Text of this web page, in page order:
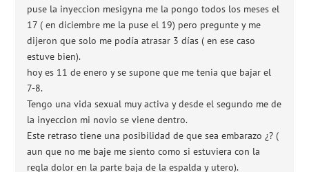
puse la inyeccion mesigyna me la pongo todos los meses el
17 ( en diciembre me la puse el 19) pero pregunte y me
dijeron que solo me podía atrasar 3 días ( en ese caso
estuve bien).
hoy es 11 de enero y se supone que me tenia que bajar el
7-8.
Tengo una vida sexual muy activa y desde el segundo me de
la inyeccion mi novio se viene dentro.
Este retraso tiene una posibilidad de que sea embarazo ¿? (
aun que no me baje me siento como si estuviera con la
regla dolor en la parte baja de la espalda y utero).